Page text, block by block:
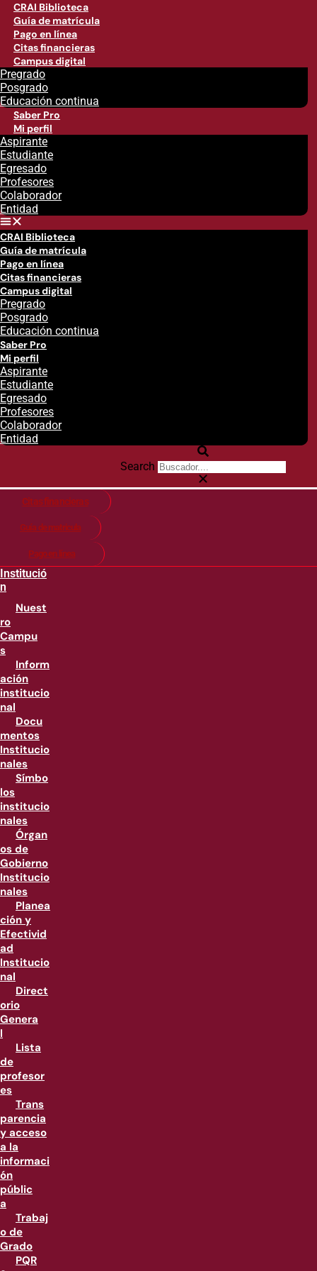
CRAI Biblioteca
Guía de matrícula
Pago en línea
Citas financieras
Campus digital
Pregrado
Posgrado
Educación continua
Saber Pro
Mi perfil
Aspirante
Estudiante
Egresado
Profesores
Colaborador
Entidad
CRAI Biblioteca
Guía de matrícula
Pago en línea
Citas financieras
Campus digital
Pregrado
Posgrado
Educación continua
Saber Pro
Mi perfil
Aspirante
Estudiante
Egresado
Profesores
Colaborador
Entidad
Search
Citas financieras
Guía de matricula
Pago en línea
Institució
n
Nuest
ro
Campu
s
Inform
ación
institucio
nal
Docu
mentos
Institucio
nales
Símbo
los
institucio
nales
Órgan
os de
Gobierno
Institucio
nales
Planea
ción y
Efectivid
ad
Institucio
nal
Direct
orio
Genera
l
Lista
de
profesor
es
Trans
parencia
y acceso
a la
informaci
ón
públic
a
Trabaj
o de
Grado
PQR